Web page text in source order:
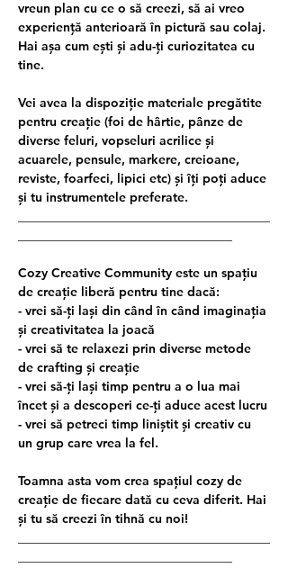
vreun plan cu ce o să creezi, să ai vreo
experiență anterioară în pictură sau colaj.
Hai așa cum ești și adu-ți curiozitatea cu
tine.
Vei avea la dispoziție materiale pregătite
pentru creație (foi de hârtie, pânze de
diverse feluri, vopseluri acrilice și
acuarele, pensule, markere, creioane,
reviste, foarfeci, lipici etc) și îți poți aduce
și tu instrumentele preferate.
Cozy Creative Community este un spațiu
de creație liberă pentru tine dacă:
- vrei să-ți lași din când în când imaginația
și creativitatea la joacă
- vrei să te relaxezi prin diverse metode
de crafting și creație
- vrei să-ți lași timp pentru a o lua mai
încet și a descoperi ce-ți aduce acest lucru
- vrei să petreci timp liniștit și creativ cu
un grup care vrea la fel.
Toamna asta vom crea spațiul cozy de
creație de fiecare dată cu ceva diferit. Hai
și tu să creezi în tihnă cu noi!